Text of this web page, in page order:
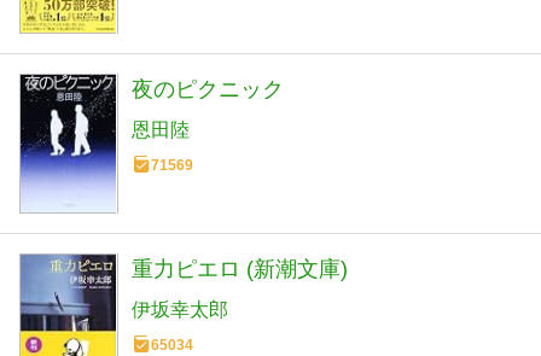
夜のピクニック
恩田陸
71569
重力ピエロ (新潮文庫)
伊坂幸太郎
65034